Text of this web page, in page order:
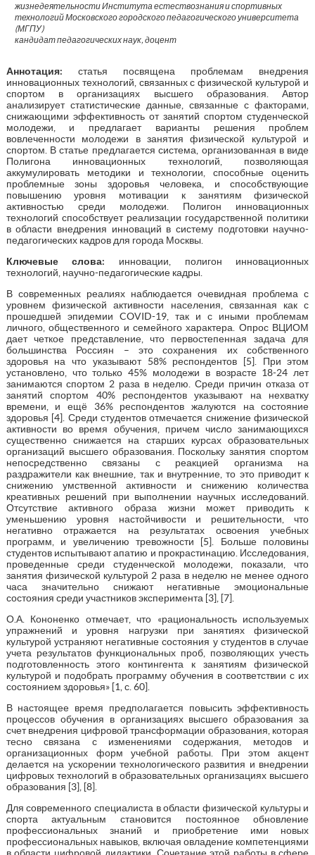
жизнедеятельности Института естествознания и спортивных
технологий Московского городского педагогического университета
(МГПУ)
кандидат педагогических наук, доцент
Аннотация: статья посвящена проблемам внедрения
инновационных технологий, связанных с физической культурой и
спортом в организациях высшего образования. Автор
анализирует статистические данные, связанные с факторами,
снижающими эффективность от занятий спортом студенческой
молодежи, и предлагает варианты решения проблем
вовлеченности молодежи в занятия физической культурой и
спортом. В статье предлагается система, организованная в виде
Полигона инновационных технологий, позволяющая
аккумулировать методики и технологии, способные оценить
проблемные зоны здоровья человека, и способствующие
повышению уровня мотивации к занятиям физической
активностью среди молодежи. Полигон инновационных
технологий способствует реализации государственной политики
в области внедрения инноваций в систему подготовки научно-
педагогических кадров для города Москвы.
Ключевые слова: инновации, полигон инновационных
технологий, научно-педагогические кадры.
В современных реалиях наблюдается очевидная проблема с
уровнем физической активности населения, связанная как с
прошедшей эпидемии COVID-19, так и с иными проблемам
личного, общественного и семейного характера. Опрос ВЦИОМ
дает четкое представление, что первостепенная задача для
большинства Россиян – это сохранения их собственного
здоровья на что указывают 58% респондентов [5]. При этом
установлено, что только 45% молодежи в возрасте 18-24 лет
занимаются спортом 2 раза в неделю. Среди причин отказа от
занятий спортом 40% респондентов указывают на нехватку
времени, и ещё 36% респондентов жалуются на состояние
здоровья [4]. Среди студентов отмечается снижение физической
активности во время обучения, причем число занимающихся
существенно снижается на старших курсах образовательных
организаций высшего образования. Поскольку занятия спортом
непосредственно связаны с реакцией организма на
раздражители как внешние, так и внутренние, то это приводит к
снижению умственной активности и снижению количества
креативных решений при выполнении научных исследований.
Отсутствие активного образа жизни может приводить к
уменьшению уровня настойчивости и решительности, что
негативно отражается на результатах освоения учебных
программ, и увеличению тревожности [5]. Больше половины
студентов испытывают апатию и прокрастинацию. Исследования,
проведенные среди студенческой молодежи, показали, что
занятия физической культурой 2 раза в неделю не менее одного
часа значительно снижают негативные эмоциональные
состояния среди участников эксперимента [3], [7].
О.А. Кононенко отмечает, что «рациональность используемых
упражнений и уровня нагрузки при занятиях физической
культурой устраняют негативные состояния у студентов в случае
учета результатов функциональных проб, позволяющих учесть
подготовленность этого контингента к занятиям физической
культурой и подобрать программу обучения в соответствии с их
состоянием здоровья» [1, с. 60].
В настоящее время предполагается повысить эффективность
процессов обучения в организациях высшего образования за
счет внедрения цифровой трансформации образования, которая
тесно связана с изменениями содержания, методов и
организационных форм учебной работы. При этом акцент
делается на ускорении технологического развития и внедрении
цифровых технологий в образовательных организациях высшего
образования [3], [8].
Для современного специалиста в области физической культуры и
спорта актуальным становится постоянное обновление
профессиональных знаний и приобретение ими новых
профессиональных навыков, включая овладение компетенциями
в области цифровой дидактики. Сочетание этой работы в сфере